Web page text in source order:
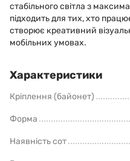
стабільного світла з
підходить для тих, хто
створює креативний
мобільних умовах.
Характеристики
Кріплення (байонет)
Форма
Наявність сот